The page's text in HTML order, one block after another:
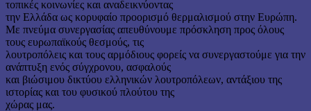
τοπικές κοινωνίες και αναδεικνύοντας
την Ελλάδα ως κορυφαίο προορισμό θερμαλισμού στην Ευρώπη.
Με πνεύμα συνεργασίας απευθύνουμε πρόσκληση προς όλους
τους ευρωπαϊκούς θεσμούς, τις
λουτροπόλεις και τους αρμόδιους φορείς να συνεργαστούμε για την
ανάπτυξη ενός σύγχρονου, ασφαλούς
και βιώσιμου δικτύου ελληνικών λουτροπόλεων, αντάξιου της
ιστορίας και του φυσικού πλούτου της
χώρας μας.